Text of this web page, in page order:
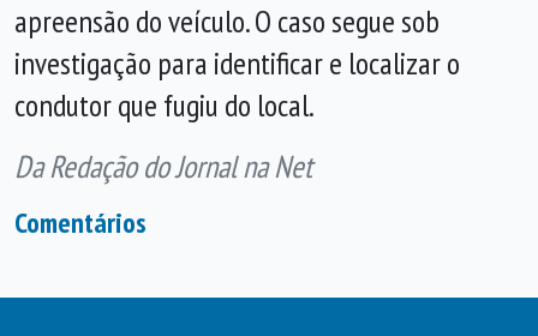
apreensão do veículo. O caso segue sob
investigação para identificar e localizar o
condutor que fugiu do local.
Da Redação do Jornal na Net
Comentários